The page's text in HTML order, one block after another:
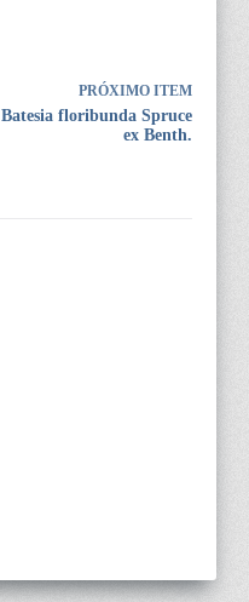
PRÓXIMO ITEM
Batesia floribunda Spruce
ex Benth.